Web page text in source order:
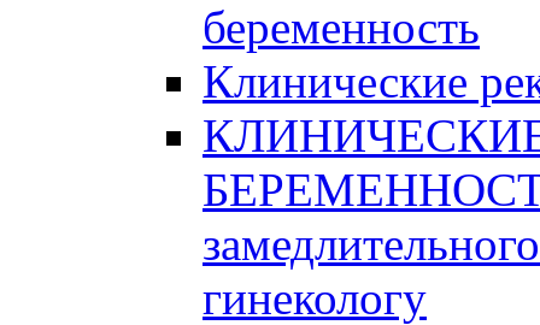
беременность
Клинические
гинекологу